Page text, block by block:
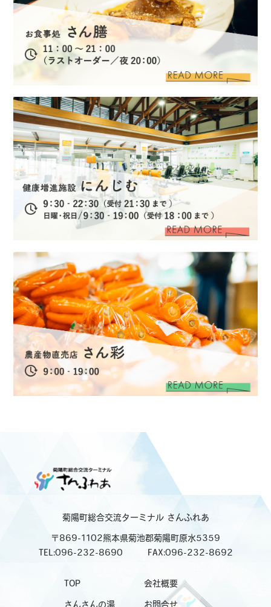
菊陽町総合交流ターミナルさんふれあ
〒869-1102熊本県菊池郡菊陽町原水5359
TEL:096-232-8690
FAX:096-232-8692
TOP 会社概要